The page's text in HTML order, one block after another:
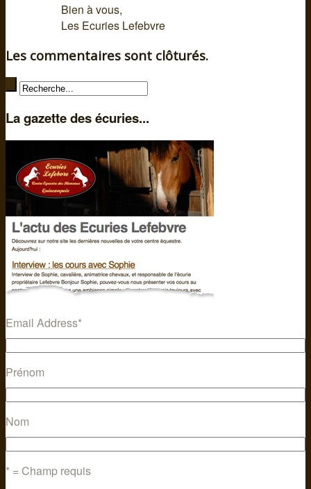
Bien à vous,
Les Ecuries Lefebvre
Les commentaires sont clôturés.
La gazette des écuries...
Email Address*
Prénom
Nom
* = Champ requis